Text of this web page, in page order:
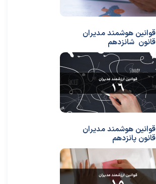
قوانین هوشمند مدیران
قانون شانزدهم
قوانین هوشمند مدیران
قانون پانزدهم